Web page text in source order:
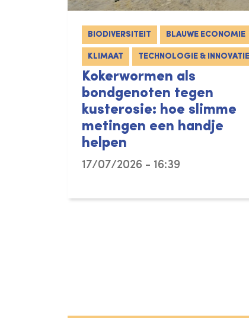
BIODIVERSITEIT BLAUWE ECONOMIE
KLIMAAT TECHNOLOGIE & INNOVATIE
Kokerwormen als
bondgenoten tegen
kusterosie: hoe slimme
metingen een handje
helpen
17/07/2026 - 16:39